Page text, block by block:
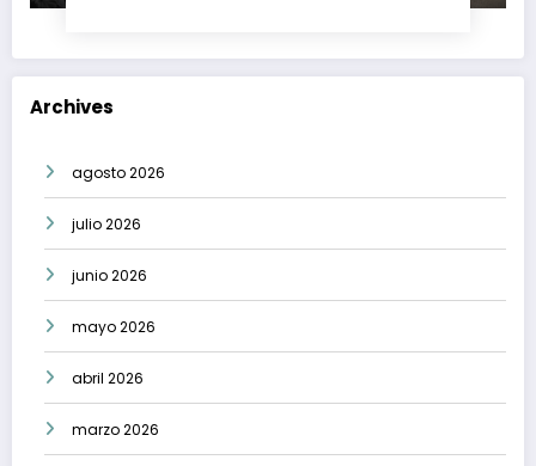
Archives
agosto 2026
julio 2026
junio 2026
mayo 2026
abril 2026
marzo 2026